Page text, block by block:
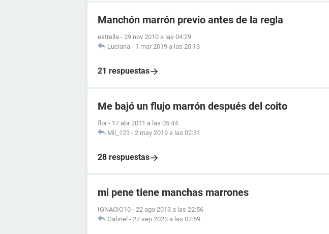
Manchón marrón previo antes de la regla
estrella - 29 nov 2010 a las 04:29
Luciana - 1 mar 2019 a las 20:13
21 respuestas
Me bajó un flujo marrón después del coito
flor - 17 abr 2011 a las 05:44
Mil_123 - 2 may 2019 a las 02:31
28 respuestas
mi pene tiene manchas marrones
IGNACIO10 - 22 ago 2013 a las 22:56
Gabriel - 27 sep 2023 a las 07:59